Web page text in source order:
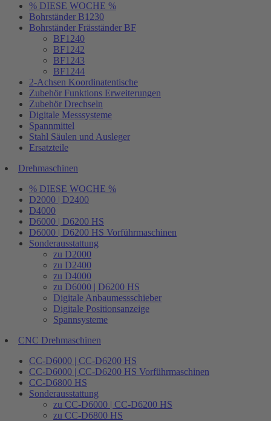
% DIESE WOCHE %
Bohrständer B1230
Bohrständer Fräsständer BF
BF1240
BF1242
BF1243
BF1244
2-Achsen Koordinatentische
Zubehör Funktions Erweiterungen
Zubehör Drechseln
Digitale Messsysteme
Spannmittel
Stahl Säulen und Ausleger
Ersatzteile
Drehmaschinen
% DIESE WOCHE %
D2000 | D2400
D4000
D6000 | D6200 HS
D6000 | D6200 HS Vorführmaschinen
Sonderausstattung
zu D2000
zu D2400
zu D4000
zu D6000 | D6200 HS
Digitale Anbaumessschieber
Digitale Positionsanzeige
Spannsysteme
CNC Drehmaschinen
CC-D6000 | CC-D6200 HS
CC-D6000 | CC-D6200 HS Vorführmaschinen
CC-D6800 HS
Sonderausstattung
zu CC-D6000 | CC-D6200 HS
zu CC-D6800 HS